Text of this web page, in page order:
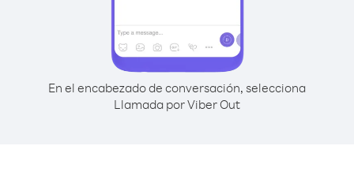
En el encabezado de conversación, selecciona
Llamada por Viber Out